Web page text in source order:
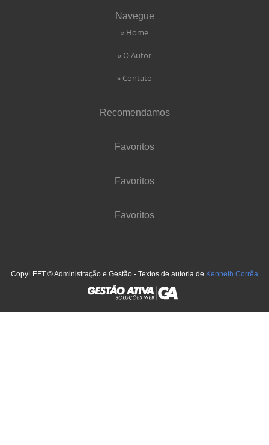
Navegue
» Home
» O Autor
» Contato
Recomendamos
Favoritos
Favoritos
Favoritos
CopyLEFT © Administração e Gestão - Textos de autoria de Kenneth Corrêa